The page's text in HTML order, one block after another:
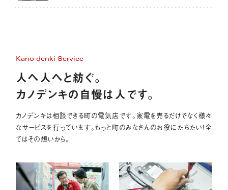
Kano denki Service
人へ人へと紡ぐ。
カノデンキの自慢は人です。
カノデンキは相談できる町の電気店です。家電を売るだけでなく様々
なサービスを行っています。もっと町のみなさんのお役にたちたい！全
てはその想いから。